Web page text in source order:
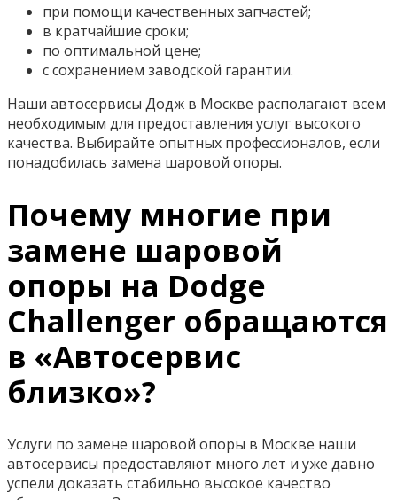
при помощи качественных запчастей;
в кратчайшие сроки;
по оптимальной цене;
с сохранением заводской гарантии.
Наши автосервисы Додж в Москве располагают всем
необходимым для предоставления услуг высокого
качества. Выбирайте опытных профессионалов, если
понадобилась замена шаровой опоры.
Почему многие при
замене шаровой
опоры на Dodge
Challenger обращаются
в «Автосервис
близко»?
Услуги по замене шаровой опоры в Москве наши
автосервисы предоставляют много лет и уже давно
успели доказать стабильно высокое качество